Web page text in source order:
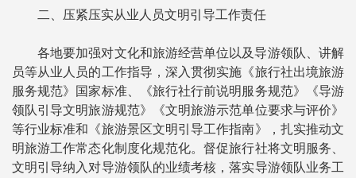
二、压紧压实从业人员文明引导工作责任
各地要加强对文化和旅游经营单位以及导游领队、讲解
员等从业人员的工作指导，深入贯彻实施《旅行社出境旅游
服务规范》国家标准、《旅行社行前说明服务规范》《导游
领队引导文明旅游规范》《文明旅游示范单位要求与评价》
等行业标准和《旅游景区文明引导工作指南》，扎实推动文
明旅游工作常态化制度化规范化。督促旅行社将文明服务、
文明引导纳入对导游领队的业绩考核，落实导游领队业务工